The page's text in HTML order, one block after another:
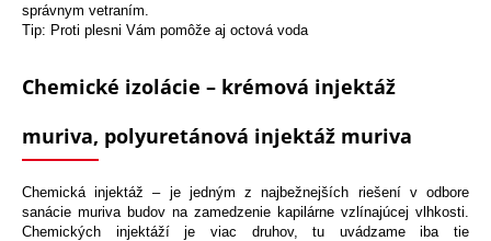
správnym vetraním.
Tip: Proti plesni Vám pomôže aj octová voda
Chemické izolácie – krémová injektáž
muriva, polyuretánová injektáž muriva
Chemická injektáž – je jedným z najbežnejších riešení v odbore
sanácie muriva budov na zamedzenie kapilárne vzlínajúcej vlhkosti.
Chemických injektáží je viac druhov, tu uvádzame iba tie